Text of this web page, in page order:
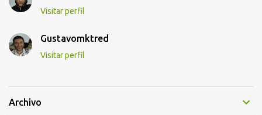
Visitar perfil
Gustavomktred
Visitar perfil
Archivo